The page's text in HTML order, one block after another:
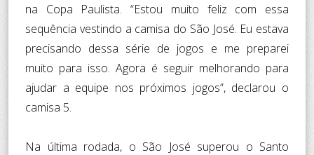
na Copa Paulista. “Estou muito feliz com essa
sequência vestindo a camisa do São José. Eu estava
precisando dessa série de jogos e me preparei
muito para isso. Agora é seguir melhorando para
ajudar a equipe nos próximos jogos”, declarou o
camisa 5.
Na última rodada, o São José superou o Santo